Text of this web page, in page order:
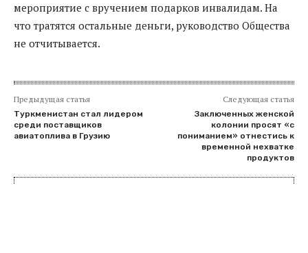
мероприятие с вручением подарков инвалидам. На
что тратятся остальные деньги, руководство Общества
не отчитывается.
Предыдущая статья
Туркменистан стал лидером
среди поставщиков
авиатоплива в Грузию
Следующая статья
Заключенных женской
колонии просят «с
пониманием» отнестись к
временной нехватке
продуктов